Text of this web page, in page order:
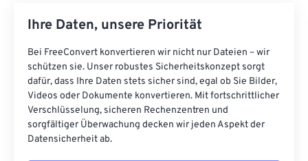
Ihre Daten, unsere Priorität
Bei FreeConvert konvertieren wir nicht nur Dateien – wir
schützen sie. Unser robustes Sicherheitskonzept sorgt
dafür, dass Ihre Daten stets sicher sind, egal ob Sie Bilder,
Videos oder Dokumente konvertieren. Mit fortschrittlicher
Verschlüsselung, sicheren Rechenzentren und
sorgfältiger Überwachung decken wir jeden Aspekt der
Datensicherheit ab.